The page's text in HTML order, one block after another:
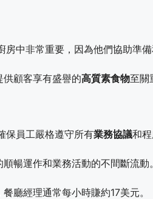
房中非常重要，因為他們協助準備
顧客享有盛譽的高質素食物至關
保員工嚴格遵守所有業務協議和程
暢運作和業務活動的不間斷流動。
廳經理通常每小時賺約17美元。